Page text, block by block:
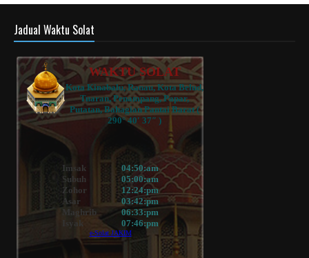
Jadual Waktu Solat